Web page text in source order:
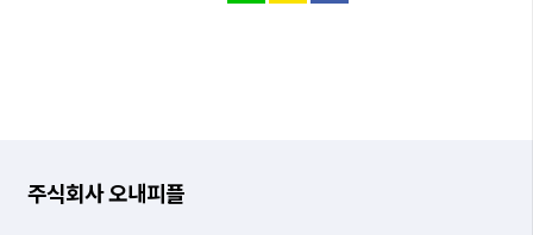
주식회사 오내피플